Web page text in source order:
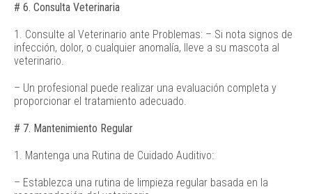
# 6. Consulta Veterinaria
1. Consulte al Veterinario ante Problemas: – Si nota signos de
infección, dolor, o cualquier anomalía, lleve a su mascota al
veterinario.
– Un profesional puede realizar una evaluación completa y
proporcionar el tratamiento adecuado.
# 7. Mantenimiento Regular
1. Mantenga una Rutina de Cuidado Auditivo:
– Establezca una rutina de limpieza regular basada en la